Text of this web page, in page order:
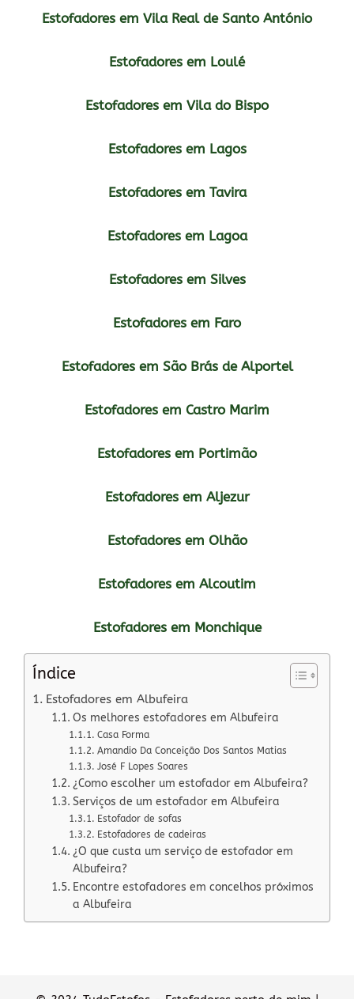
Estofadores em Vila Real de Santo António
Estofadores em Loulé
Estofadores em Vila do Bispo
Estofadores em Lagos
Estofadores em Tavira
Estofadores em Lagoa
Estofadores em Silves
Estofadores em Faro
Estofadores em São Brás de Alportel
Estofadores em Castro Marim
Estofadores em Portimão
Estofadores em Aljezur
Estofadores em Olhão
Estofadores em Alcoutim
Estofadores em Monchique
Índice
Estofadores em Albufeira
Os melhores estofadores em Albufeira
Casa Forma
Amandio Da Conceição Dos Santos Matias
José F Lopes Soares
¿Como escolher um estofador em Albufeira?
Serviços de um estofador em Albufeira
Estofador de sofas
Estofadores de cadeiras
¿O que custa um serviço de estofador em
Albufeira?
Encontre estofadores em concelhos próximos
a Albufeira